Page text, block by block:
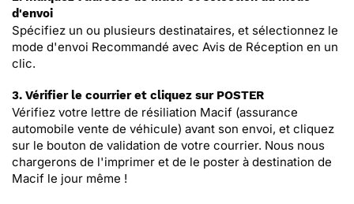
d'envoi
Spécifiez un ou plusieurs destinataires, et sélectionnez le
mode d'envoi Recommandé avec Avis de Réception en un
clic.
3. Vérifier le courrier et cliquez sur POSTER
Vérifiez votre lettre de résiliation Macif (assurance
automobile vente de véhicule) avant son envoi, et cliquez
sur le bouton de validation de votre courrier. Nous nous
chargerons de l'imprimer et de le poster à destination de
Macif le jour même !